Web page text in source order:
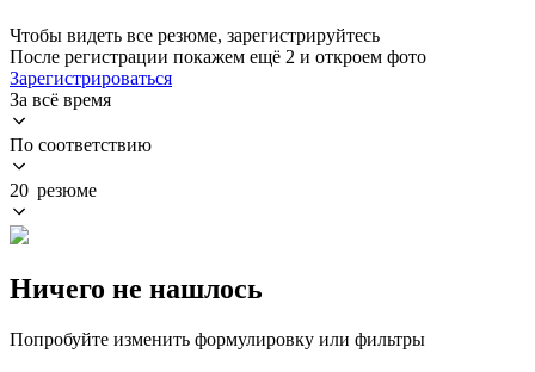
Чтобы видеть все резюме, зарегистрируйтесь
После регистрации покажем ещё 2 и откроем фото
Зарегистрироваться
За всё время
По соответствию
20 резюме
Ничего не нашлось
Попробуйте изменить формулировку или фильтры